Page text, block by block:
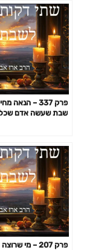
פרק 337 – הנאה
שבת שעשה אדם
פרק 207 – מי שרוצה